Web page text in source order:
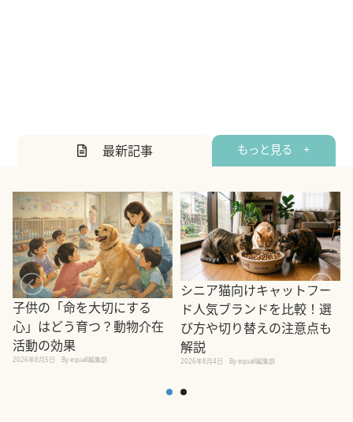
最新記事 もっと見る +
子供の「命を大切にする
心」はどう育つ？動物介在
活動の効果
2026年8月5日 By equall編集部
シニア猫向けキャットフー
ド人気ブランドを比較！選
び方や切り替えの注意点も
解説
2026年8月4日 By equall編集部